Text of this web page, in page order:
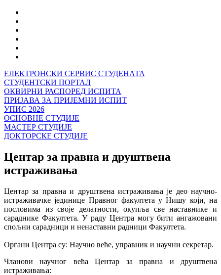
ЕЛЕКТРОНСКИ СЕРВИС СТУДЕНАТА
СТУДЕНТСКИ ПОРТАЛ
ОКВИРНИ РАСПОРЕД ИСПИТА
ПРИЈАВА ЗА ПРИЈЕМНИ ИСПИТ
УПИС 2026
ОСНОВНЕ СТУДИЈЕ
МАСТЕР СТУДИЈЕ
ДОКТОРСКЕ СТУДИЈЕ
Центар за правна и друштвена
истраживања
Центар за правна и друштвена истраживања је део научно-
истраживачке јединице Правног факултета у Нишу који, на
пословима из своје делатности, окупља све наставнике и
сараднике Факултета. У раду Центра могу бити ангажовани
спољни сарадници и ненаставни радници Факултета.
Органи Центра су: Научно веће, управник и научни секретар.
Чланови научног већа Центар за правна и друштвена
истраживања: